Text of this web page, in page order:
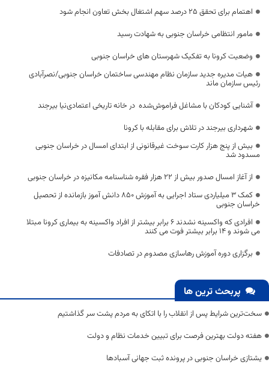
اهتمام برای تحقق ۲۵ درصد سهم اشتغال بخش تعاون انجام شود
مامور انتظامی خراسان جنوبی به شهادت رسید
وضعیت کرونا به تفکیک شهرستان های خراسان جنوبی
هیات مدیره جدید سازمان نظام مهندسی ساختمان خراسان جنوبی/نصرآبادی
رئیس سازمان ماند
آشنایی کودکان با مشاغل فراموش‌شده در خانه تاریخی اعتمادی‌نیا بیرجند
شهرداری بیرجند در تلاش برای مقابله با کرونا
بیش از پنج هزار کارت سوخت غیرقانونی از ابتدای امسال در خراسان جنوبی
مسدود شد
از آغاز امسال صدور بیش از ۲۲ هزار فقره شناسنامه مکانیزه در خراسان جنوبی
کمک ۳ میلیاردی ستاد اجرایی به آموزش ۸۵۰ دانش آموز بازمانده از تحصیل
خراسان جنوبی
افرادی که واکسینه نشدند ۶ برابر بیشتر از افراد واکسینه به بیماری کرونا مبتلا
می شوند و ۱۴ برابر بیشتر فوت می کنند
برگزاری دوره آموزش رهاسازی مصدوم در تصادفات
پربحث ترین ها
سخت‌ترین شرایط پس از انقلاب را با اتکای به مردم پشت سر گذاشتیم
هفته دولت بهترین فرصت برای تبیین خدمات نظام و دولت
یشتازی خراسان جنوبی در پرونده ثبت جهانی آسبادها